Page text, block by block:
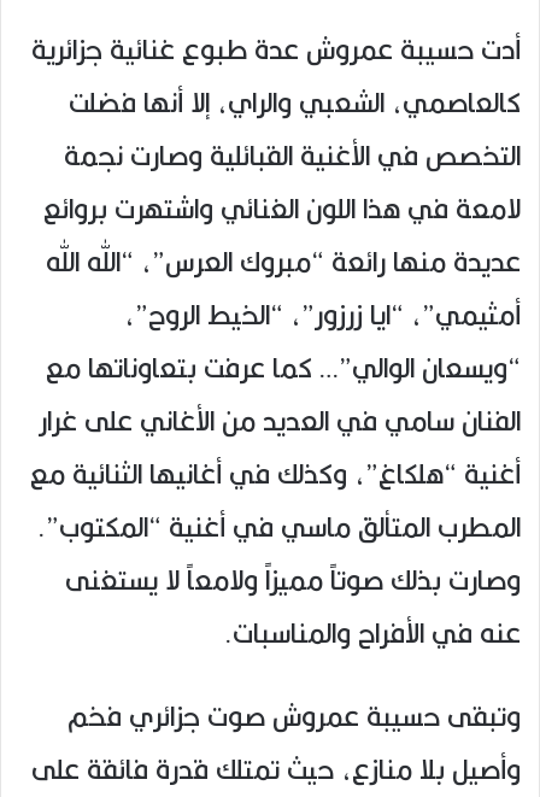
أدت حسيبة عمروش عدة طبوع غنائية جزائرية
كالعاصمي، الشعبي والراي، إلا أنها فضلت
التخصص في الأغنية القبائلية وصارت نجمة
لامعة في هذا اللون الغنائي واشتهرت بروائع
عديدة منها رائعة “مبروك العرس”، “الله الله
أمثيمي”، “ايا زرزور”، “الخيط الروح”،
“ويسعان الوالي”… كما عرفت بتعاوناتها مع
الفنان سامي في العديد من الأغاني على غرار
أغنية “هلكاغ”، وكذلك في أغانيها الثنائية مع
المطرب المتألق ماسي في أغنية “المكتوب”.
وصارت بذلك صوتاً مميزاً ولامعاً لا يستغنى
عنه في الأفراح والمناسبات.
وتبقى حسيبة عمروش صوت جزائري فخم
وأصيل بلا منازع، حيث تمتلك قدرة فائقة على